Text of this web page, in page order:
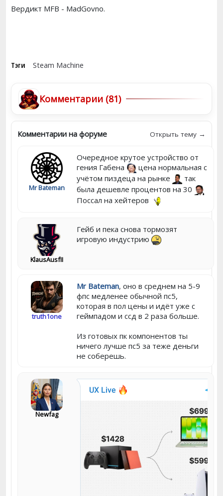
Вердикт MFB - MadGovno.
Тэги Steam Machine
Комментарии (81)
Комментарии на форуме Открыть тему →
Mr Bateman
Очередное крутое устройство от
гения Габена
цена нормальная с
учётом пиздеца на рынке
так
была дешевле процентов на 30
Поссал на хейтеров
KlausAusfII
Гейб и пека снова тормозят
игровую индустрию
truth1one
Mr Bateman, оно в среднем на 5-9
фпс медленее обычной пс5,
которая в пол цены и идёт уже с
геймпадом и ссд в 2 раза больше.
Из готовых пк компонентов ты
ничего лучше пс5 за теже деньги
не соберешь.
Newfag